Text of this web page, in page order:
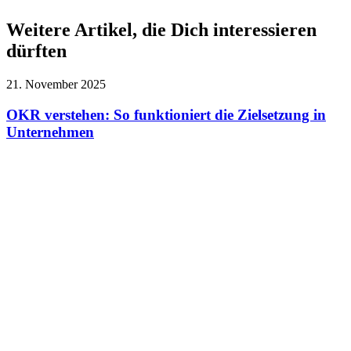
Weitere Artikel, die Dich interessieren
dürften
21. November 2025
OKR verstehen: So funktioniert die Zielsetzung in
Unternehmen